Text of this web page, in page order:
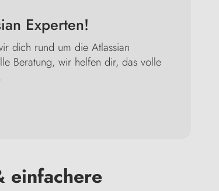
Experten!
dich rund um die Atlassian
Beratung, wir helfen dir, das volle
einfachere